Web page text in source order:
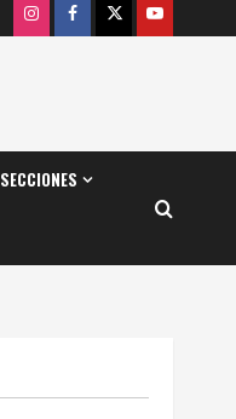
InstagramFacebook
X Youtube
SECCIONES